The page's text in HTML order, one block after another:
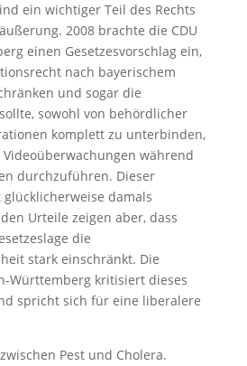
ein wichtiger Teil des Rechts
2008 brachte die CDU
einen Gesetzesvorschlag ein,
nach bayerischem
und sogar die
sowohl von behördlicher
komplett zu unterbinden,
während
durchzuführen. Dieser
glücklicherweise damals
Urteile zeigen aber, dass
die
stark einschränkt. Die
Württemberg kritisiert dieses
spricht sich für eine liberalere
Pest und Cholera.